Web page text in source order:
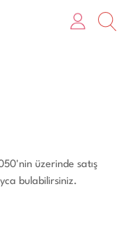
üzerinde satış
bulabilirsiniz.